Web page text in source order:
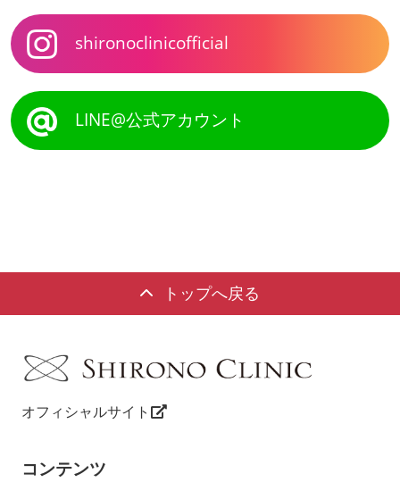
shironoclinicofficial
LINE@公式アカウント
トップへ戻る
オフィシャルサイト
コンテンツ